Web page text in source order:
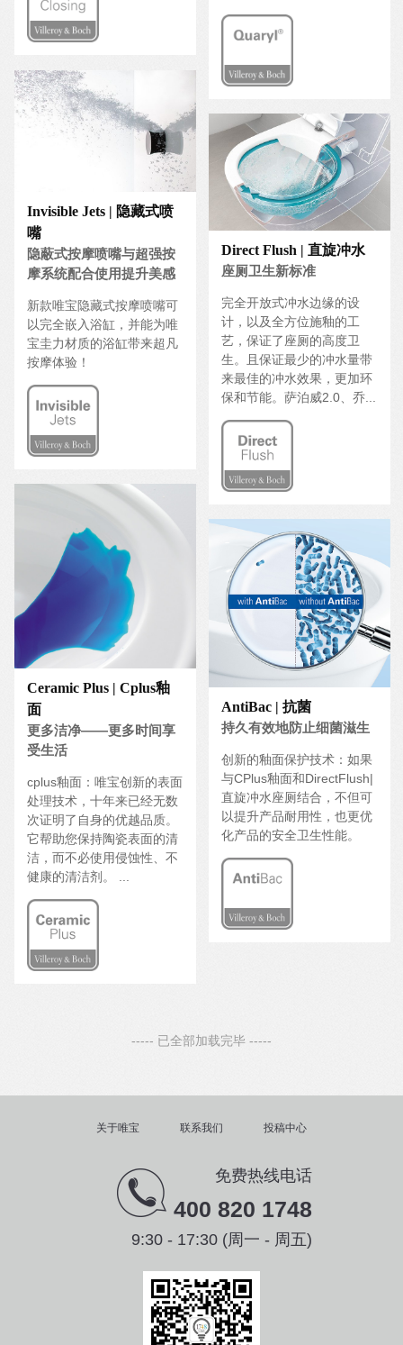
Invisible Jets | 隐藏式喷
嘴
隐蔽式按摩喷嘴与超强按
摩系统配合使用提升美感
新款唯宝隐藏式按摩喷嘴可
以完全嵌入浴缸，并能为唯
宝圭力材质的浴缸带来超凡
按摩体验！
Direct Flush | 直旋冲水
座厕卫生新标准
完全开放式冲水边缘的设
计，以及全方位施釉的工
艺，保证了座厕的高度卫
生。且保证最少的冲水量带
来最佳的冲水效果，更加环
保和节能。萨泊威2.0、乔...
Ceramic Plus | Cplus釉
面
更多洁净——更多时间享
受生活
cplus釉面：唯宝创新的表面
处理技术，十年来已经无数
次证明了自身的优越品质。
它帮助您保持陶瓷表面的清
洁，而不必使用侵蚀性、不
健康的清洁剂。 ...
AntiBac | 抗菌
持久有效地防止细菌滋生
创新的釉面保护技术：如果
与CPlus釉面和DirectFlush|
直旋冲水座厕结合，不但可
以提升产品耐用性，也更优
化产品的安全卫生性能。
----- 已全部加载完毕 -----
关于唯宝 联系我们 投稿中心
免费热线电话
400 820 1748
9:30 - 17:30 (周一 - 周五)